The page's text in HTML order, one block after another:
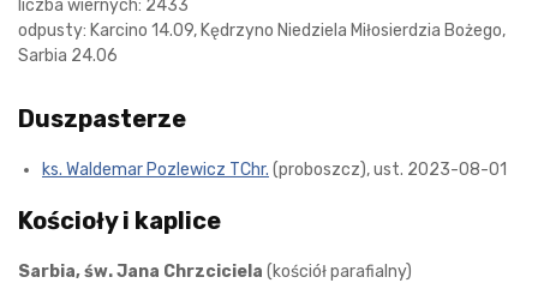
liczba wiernych: 2433
odpusty: Karcino 14.09, Kędrzyno Niedziela Miłosierdzia Bożego,
Sarbia 24.06
Duszpasterze
ks. Waldemar Pozlewicz TChr. (proboszcz), ust. 2023-08-01
Kościoły i kaplice
Sarbia, św. Jana Chrzciciela (kościół parafialny)